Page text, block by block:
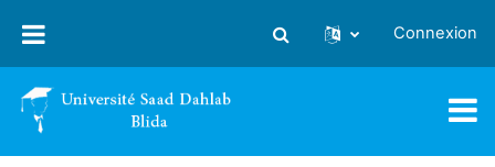
Activer/désactiver la saisie
Connexion